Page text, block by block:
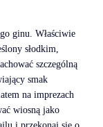
ginu. Właściwie
słodkim,
szczególną
smak
na imprezach
wiosną jako